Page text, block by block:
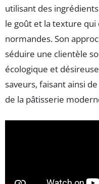
utilisant des
le goût et la texture
normandes. Son
séduire une clientèle
écologique et
saveurs, faisant ainsi
de la pâtisserie